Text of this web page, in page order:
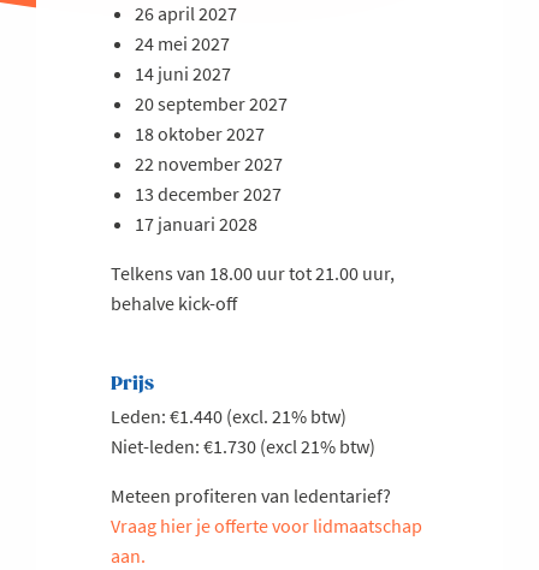
26 april 2027
24 mei 2027
14 juni 2027
20 september 2027
18 oktober 2027
22 november 2027
13 december 2027
17 januari 2028
Telkens van 18.00 uur tot 21.00 uur,
behalve kick-off
Prijs
Leden: €1.440 (excl. 21% btw)
Niet-leden: €1.730 (excl 21% btw)
Meteen profiteren van ledentarief?
Vraag hier je offerte voor lidmaatschap
aan.